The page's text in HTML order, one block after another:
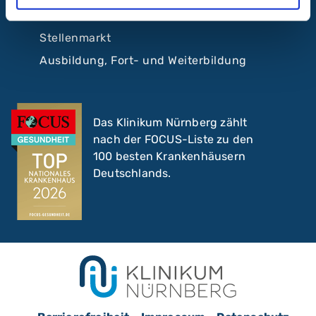
Pflege im Klinikum Nürnberg
Stellenmarkt
Ausbildung, Fort- und Weiterbildung
Das Klinikum Nürnberg zählt
nach der FOCUS-Liste zu den
100 besten Krankenhäusern
Deutschlands.